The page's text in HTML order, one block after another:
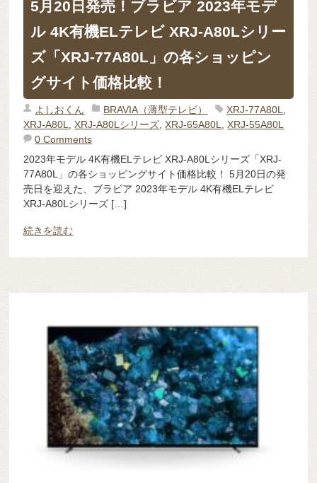
5月20日発売！ブラビア 2023年モデ
ル 4K有機ELテレビ XRJ-A80Lシリー
ズ「XRJ-77A80L」の各ショッピン
グサイト価格比較！
よしおくん BRAVIA（薄型テレビ） XRJ-77A80L
XRJ-A80L
,XRJ-A80Lシリーズ ,XRJ-65A80L ,XRJ-55A80L
0 Comments
2023年モデル 4K有機ELテレビ XRJ-A80Lシリーズ「XRJ-
77A80L」の各ショッピングサイト価格比較！ 5月20日の発
売日を迎えた、ブラビア 2023年モデル 4K有機ELテレビ
XRJ-A80Lシリーズ […]
続きを読む